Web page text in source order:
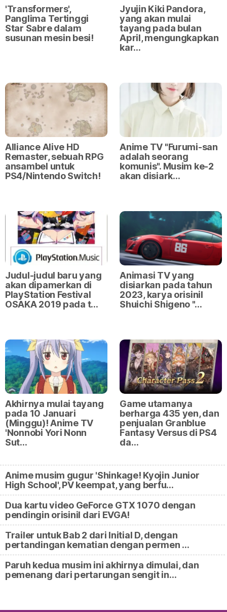
'Transformers',
Panglima Tertinggi
Star Sabre dalam
susunan mesin besi!
Jyujin Kiki Pandora,
yang akan mulai
tayang pada bulan
April, mengungkapkan
kar…
Alliance Alive HD
Remaster, sebuah RPG
ansambel untuk
PS4/Nintendo Switch!
Anime TV "Furumi-san
adalah seorang
komunis". Musim ke-2
akan disiark…
Judul-judul baru yang
akan dipamerkan di
PlayStation Festival
OSAKA 2019 pada t…
Animasi TV yang
disiarkan pada tahun
2023, karya orisinil
Shuichi Shigeno "…
Akhirnya mulai tayang
pada 10 Januari
(Minggu)! Anime TV
'Nonnobi Yori Nonn
Sut…
Game utamanya
berharga 435 yen, dan
penjualan Granblue
Fantasy Versus di PS4
da…
Anime musim gugur 'Shinkage! Kyojin Junior
High School', PV keempat, yang berfu…
Dua kartu video GeForce GTX 1070 dengan
pendingin orisinil dari EVGA!
Trailer untuk Bab 2 dari Initial D, dengan
pertandingan kematian dengan permen …
Paruh kedua musim ini akhirnya dimulai, dan
pemenang dari pertarungan sengit in…